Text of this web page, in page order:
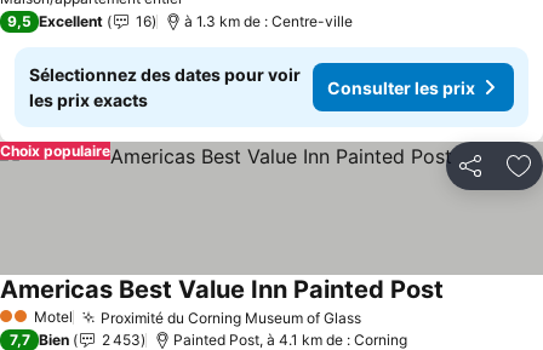
9,5 Excellent 16 à 1.3 km de : Centre-ville
Sélectionnez des dates pour voir
les prix exacts
Consulter les prix
Partager
Choix populaire
2 ÉtoilesMotel Proximité du Corning Museum of GlassConsulter les prix
Americas Best Value Inn Painted Post
7,7 Bien 2 453 Painted Post, à 4.1 km de : Corning